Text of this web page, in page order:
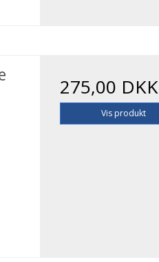
275,00 DKK
Vis produkt